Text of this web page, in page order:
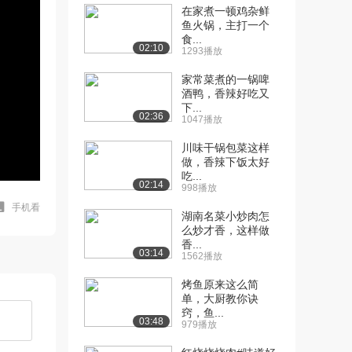
手机看
02:10
在家煮一顿鸡杂鲜
鱼火锅，主打一个
食...
1293播放
02:36
家常菜煮的一锅啤
酒鸭，香辣好吃又
下...
1047播放
02:14
川味干锅包菜这样
做，香辣下饭太好
吃...
998播放
03:14
湖南名菜小炒肉怎
么炒才香，这样做
香...
1562播放
03:48
烤鱼原来这么简
单，大厨教你诀
窍，鱼...
979播放